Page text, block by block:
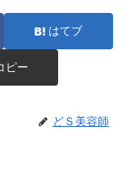
はてブ
ピー
どＳ美容師